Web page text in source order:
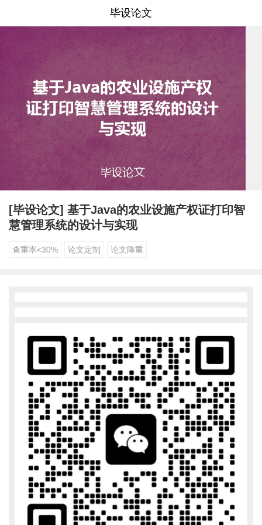
毕设论文
[毕设论文] 基于Java的农业设施产权证打印智
慧管理系统的设计与实现
查重率<30% 论文定制 论文降重